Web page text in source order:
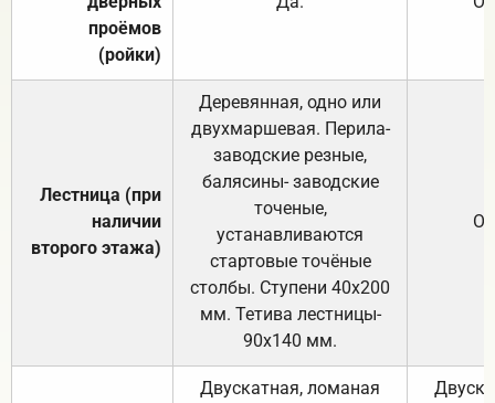
проёмов
(ройки)
Лестница (при
наличии
второго этажа)
Деревянная, одно или
двухмаршевая. Перила-
заводские резные,
балясины- заводские
точеные,
устанавливаются
стартовые точёные
столбы. Ступени 40х200
мм. Тетива лестницы-
90х140 мм.
Двускатная, ломаная